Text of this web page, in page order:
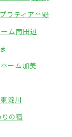
ラティア平野
ム南田辺
ーム加美
淀川
の宿